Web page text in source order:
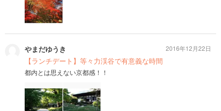
やまだゆうき
【ランチデート】等々力渓谷で有意義な時間
都内とは思えない京都感！！
2016年12月22日